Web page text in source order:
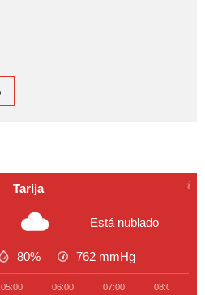
Tarija
Está nublado
80% 762 mmHg
05:00 06:00 07:00 08:00